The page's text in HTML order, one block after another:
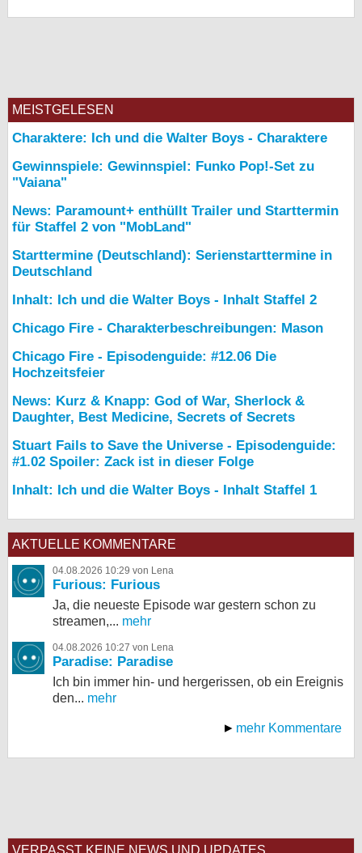
MEISTGELESEN
Charaktere: Ich und die Walter Boys - Charaktere
Gewinnspiele: Gewinnspiel: Funko Pop!-Set zu
"Vaiana"
News: Paramount+ enthüllt Trailer und Starttermin
für Staffel 2 von "MobLand"
Starttermine (Deutschland): Serienstarttermine in
Deutschland
Inhalt: Ich und die Walter Boys - Inhalt Staffel 2
Chicago Fire - Charakterbeschreibungen: Mason
Chicago Fire - Episodenguide: #12.06 Die
Hochzeitsfeier
News: Kurz & Knapp: God of War, Sherlock &
Daughter, Best Medicine, Secrets of Secrets
Stuart Fails to Save the Universe - Episodenguide:
#1.02 Spoiler: Zack ist in dieser Folge
Inhalt: Ich und die Walter Boys - Inhalt Staffel 1
AKTUELLE KOMMENTARE
04.08.2026 10:29 von Lena
Furious: Furious
Ja, die neueste Episode war gestern schon zu
streamen,... mehr
04.08.2026 10:27 von Lena
Paradise: Paradise
Ich bin immer hin- und hergerissen, ob ein Ereignis
den... mehr
mehr Kommentare
VERPASST KEINE NEWS UND UPDATES